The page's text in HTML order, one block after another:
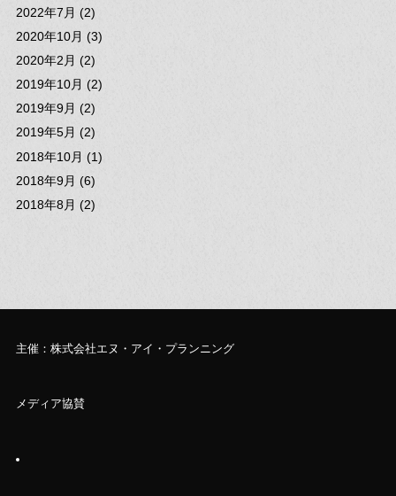
2022年7月 (2)
2020年10月 (3)
2020年2月 (2)
2019年10月 (2)
2019年9月 (2)
2019年5月 (2)
2018年10月 (1)
2018年9月 (6)
2018年8月 (2)
主催：株式会社エヌ・アイ・プランニング
メディア協賛